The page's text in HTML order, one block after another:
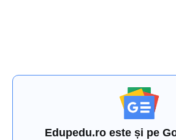
Edupedu.ro este și pe